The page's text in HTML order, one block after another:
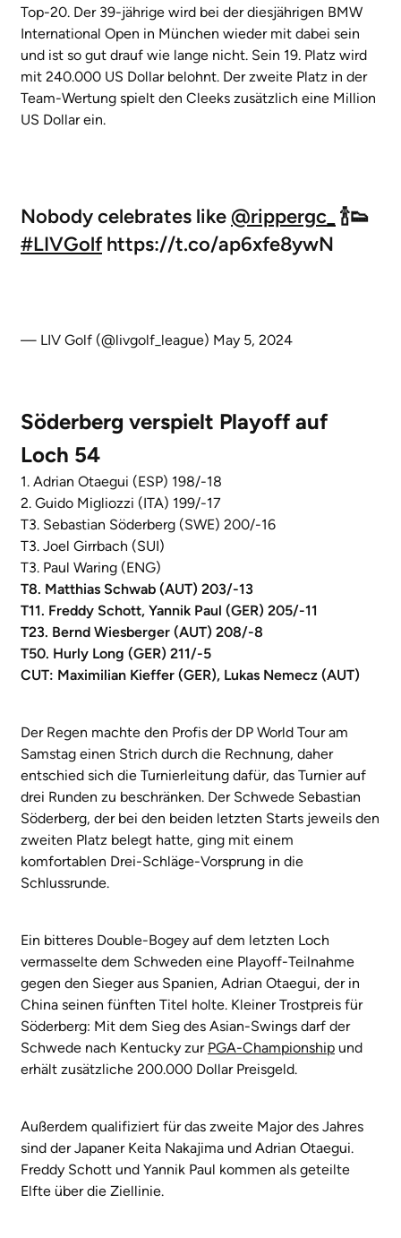
Top-20. Der 39-jährige wird bei der diesjährigen BMW
International Open in München wieder mit dabei sein
und ist so gut drauf wie lange nicht. Sein 19. Platz wird
mit 240.000 US Dollar belohnt. Der zweite Platz in der
Team-Wertung spielt den Cleeks zusätzlich eine Million
US Dollar ein.
Nobody celebrates like@rippergc_ 🍾👟
#LIVGolfhttps://t.co/ap6xfe8ywN
— LIV Golf (@livgolf_league) May 5, 2024
Söderberg verspielt Playoff auf
Loch 54
1. Adrian Otaegui (ESP) 198/-18
2. Guido Migliozzi (ITA) 199/-17
T3. Sebastian Söderberg (SWE) 200/-16
T3. Joel Girrbach (SUI)
T3. Paul Waring (ENG)
T8. Matthias Schwab (AUT) 203/-13
T11. Freddy Schott, Yannik Paul (GER) 205/-11
T23. Bernd Wiesberger (AUT) 208/-8
T50. Hurly Long (GER) 211/-5
CUT: Maximilian Kieffer (GER), Lukas Nemecz (AUT)
Der Regen machte den Profis der DP World Tour am
Samstag einen Strich durch die Rechnung, daher
entschied sich die Turnierleitung dafür, das Turnier auf
drei Runden zu beschränken. Der Schwede Sebastian
Söderberg, der bei den beiden letzten Starts jeweils den
zweiten Platz belegt hatte, ging mit einem
komfortablen Drei-Schläge-Vorsprung in die
Schlussrunde.
Ein bitteres Double-Bogey auf dem letzten Loch
vermasselte dem Schweden eine Playoff-Teilnahme
gegen den Sieger aus Spanien, Adrian Otaegui, der in
China seinen fünften Titel holte. Kleiner Trostpreis für
Söderberg: Mit dem Sieg des Asian-Swings darf der
Schwede nach Kentucky zur PGA-Championship und
erhält zusätzliche 200.000 Dollar Preisgeld.
Außerdem qualifiziert für das zweite Major des Jahres
sind der Japaner Keita Nakajima und Adrian Otaegui.
Freddy Schott und Yannik Paul kommen als geteilte
Elfte über die Ziellinie.